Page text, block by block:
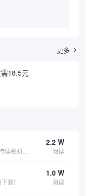
更多 
18.5元
2.2 W
阅读
载！
1.0 W
阅读